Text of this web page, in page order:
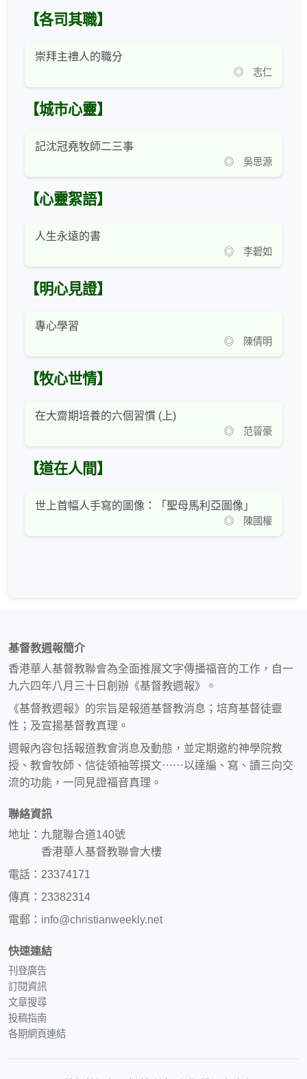
【各司其職】
崇拜主禮人的職分
◎ 志仁
【城市心靈】
記沈冠堯牧師二三事
◎ 吳思源
【心靈絮語】
人生永遠的書
◎ 李碧如
【明心見證】
專心學習
◎ 陳倩明
【牧心世情】
在大齋期培養的六個習慣 (上)
◎ 范晉豪
【道在人間】
世上首幅人手寫的圖像：「聖母馬利亞圖像」
◎ 陳國權
基督教週報簡介
香港華人基督教聯會為全面推展文字傳播福音的工作，自一
九六四年八月三十日創辦《基督教週報》。
《基督教週報》的宗旨是報道基督教消息；培育基督徒靈
性；及宣揚基督教真理。
週報內容包括報道教會消息及動態，並定期邀約神學院教
授、教會牧師、信徒領袖等撰文⋯⋯以達編、寫、讀三向交
流的功能，一同見證福音真理。
聯絡資訊
地址：九龍聯合道140號
香港華人基督教聯會大樓
電話：23374171
傳真：23382314
電郵： info@christianweekly.net
快速連結
刊登廣告
訂閱資訊
文章搜尋
投稿指南
各期網頁連結